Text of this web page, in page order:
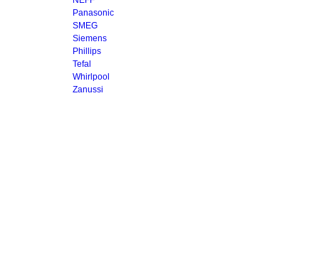
Panasonic
SMEG
Siemens
Phillips
Tefal
Whirlpool
Zanussi